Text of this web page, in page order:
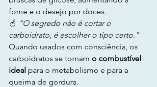
fome e o desejo por doces.
🍎 “O segredo não é cortar o
carboidrato, é escolher o tipo certo.”
Quando usados com consciência, os
carboidratos se tornam o combustível
ideal para o metabolismo e para a
queima de gordura.